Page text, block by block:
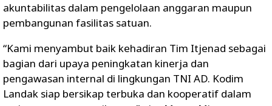
akuntabilitas dalam pengelolaan anggaran maupun
pembangunan fasilitas satuan.
“Kami menyambut baik kehadiran Tim Itjenad sebagai
bagian dari upaya peningkatan kinerja dan
pengawasan internal di lingkungan TNI AD. Kodim
Landak siap bersikap terbuka dan kooperatif dalam